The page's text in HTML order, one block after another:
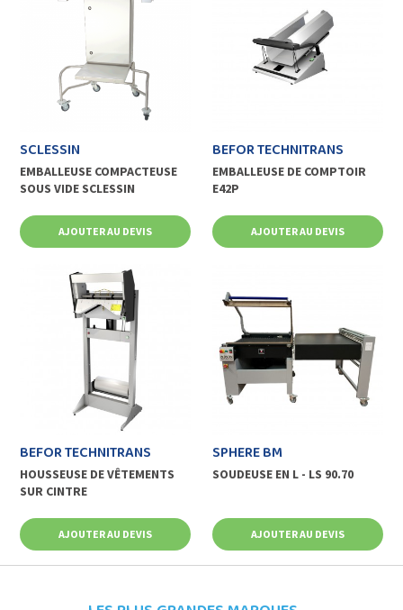
SCLESSIN
EMBALLEUSE COMPACTEUSE
SOUS VIDE SCLESSIN
AJOUTER AU DEVIS
BEFOR TECHNITRANS
EMBALLEUSE DE COMPTOIR
E42P
AJOUTER AU DEVIS
BEFOR TECHNITRANS
HOUSSEUSE DE VÊTEMENTS
SUR CINTRE
AJOUTER AU DEVIS
SPHERE BM
SOUDEUSE EN L - LS 90.70
AJOUTER AU DEVIS